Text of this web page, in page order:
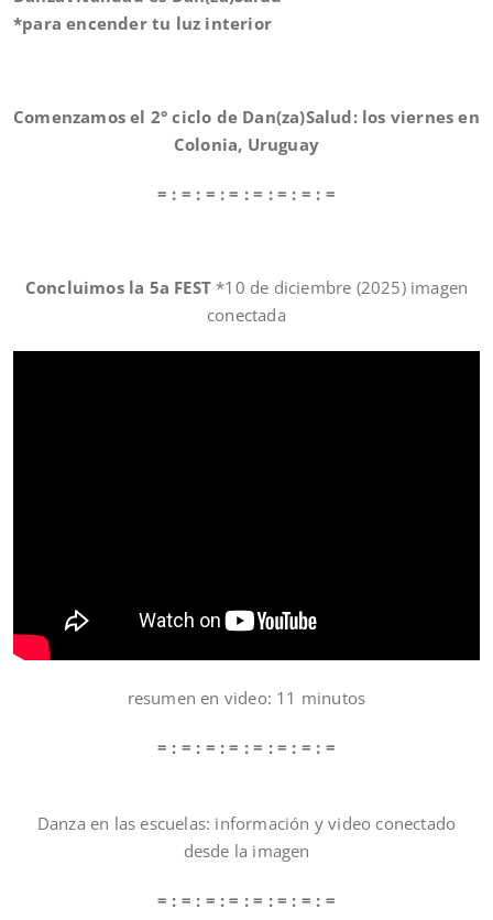
*para encender tu luz interior
Comenzamos el 2° ciclo de Dan(za)Salud: los viernes en
Colonia, Uruguay
= : = : = : = : = : = : = : =
Concluimos la 5a FEST *10 de diciembre (2025) imagen
conectada
resumen en video: 11 minutos
= : = : = : = : = : = : = : =
Danza en las escuelas: información y video conectado
desde la imagen
= : = : = : = : = : = : = : =